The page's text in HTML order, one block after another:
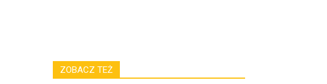
ZOBACZ TEŻ